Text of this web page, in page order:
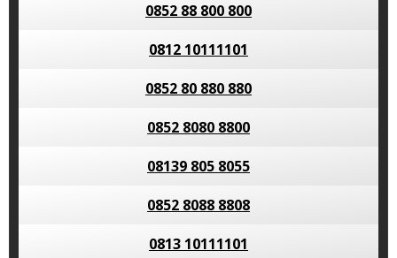
0852 88 800 800
0812 10111101
0852 80 880 880
0852 8080 8800
08139 805 8055
0852 8088 8808
0813 10111101